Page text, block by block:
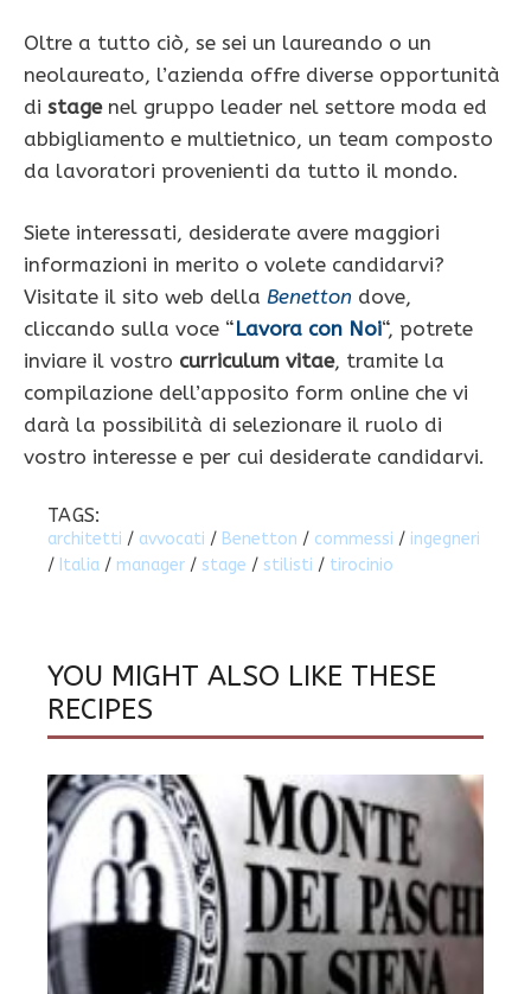
Oltre a tutto ciò, se sei un laureando o un
neolaureato, l’azienda offre diverse opportunità
di stagenel gruppo leader nel settore moda ed
abbigliamento e multietnico, un team composto
da lavoratori provenienti da tutto il mondo.
Siete interessati, desiderate avere maggiori
informazioni in merito o volete candidarvi?
Visitate il sito web della Benetton dove,
cliccando sulla voce “Lavora con Noi“, potrete
inviare il vostro curriculum vitae, tramite la
compilazione dell’apposito form online che vi
darà la possibilità di selezionare il ruolo di
vostro interesse e per cui desiderate candidarvi.
TAGS:
architetti / avvocati / Benetton / commessi / ingegneri
/ Italia / manager / stage / stilisti / tirocinio
YOU MIGHT ALSO LIKE THESE
RECIPES